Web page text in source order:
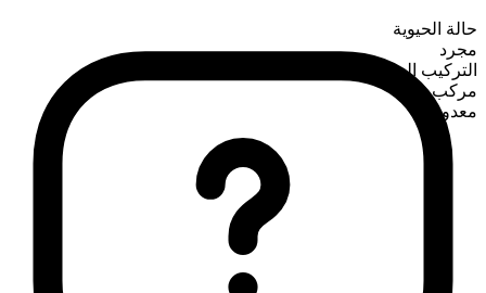
حالة الحيوية
مجرد
التركيب الصرفي
مركب
معدود